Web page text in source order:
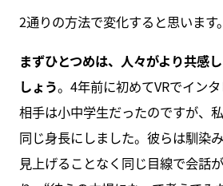
2通りの方法で変化すると思います。
まずひとつめは、人々がより共感
しょう。4年前に初めてVRでインタ
相手は小中学生だったのですが、
同じ身長にしました。彼らは馴染
見上げることなく同じ目線で会話